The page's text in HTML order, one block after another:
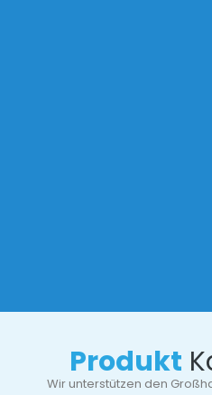
Produkt
Wir unterstützen den